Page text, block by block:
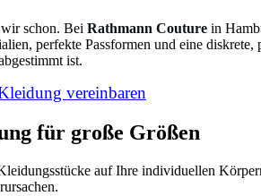
schon. Bei Rathmann Couture in
perfekte Passformen und eine
ist.
vereinbaren
für große Größen
auf Ihre individuellen